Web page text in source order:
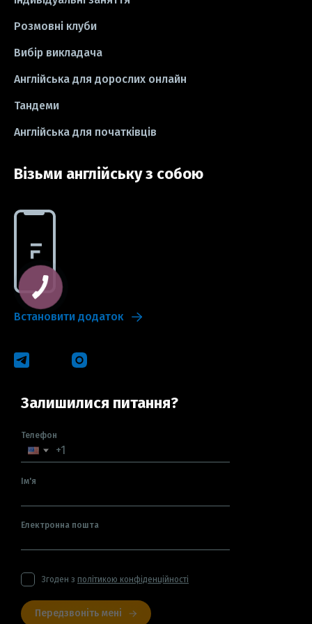
#СV #резюме
#idioms
Розмовні клуби
Вибір викладача
Англійська для дорослих онлайн
Тандеми
Англійська для початківців
Візьми англійську з собою
Встановити додаток
Залишилися питання?
Телефон
Ім'я
Електронна пошта
Згоден з політикою конфіденційності
Передзвоніть мені